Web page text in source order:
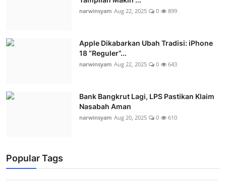
narwinsyam Aug 22, 2025 0 899
Apple Dikabarkan Ubah Tradisi: iPhone
18 “Reguler”...
narwinsyam Aug 22, 2025 0 643
Bank Bangkrut Lagi, LPS Pastikan Klaim
Nasabah Aman
narwinsyam Aug 20, 2025 0 610
Popular Tags